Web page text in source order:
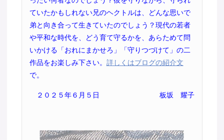
ていたかもしれない兄のヘクトルは、どんな思いで
弟と向き合って生きていたのでしょう？現代の若者
や平和な時代を、どう育て守るかを、あらためて問
いかける「おれにまかせろ」「守りつづけて」の二
作品をお楽しみ下さい。 詳しくはブログの紹介文
で。
２０２５年６月５日 板坂 耀子